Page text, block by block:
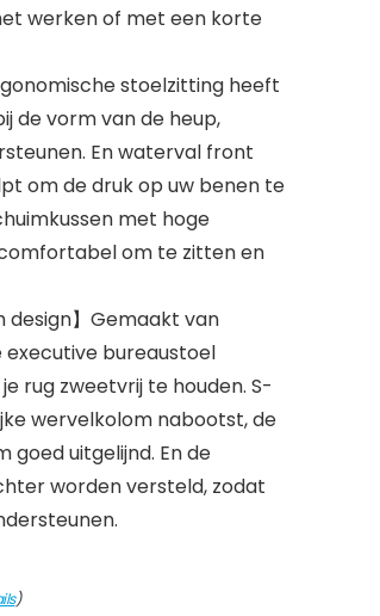
werken of met een korte
stoelzitting heeft
de vorm van de heup,
En waterval front
om de druk op uw benen te
met hoge
om te zitten en
design】Gemaakt van
executive bureaustoel
rug zweetvrij te houden. S-
wervelkolom nabootst, de
uitgelijnd. En de
worden versteld, zodat
)